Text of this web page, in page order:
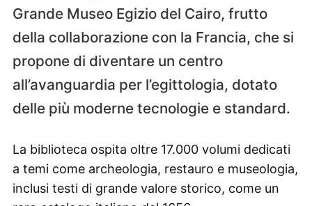
Grande Museo Egizio del Cairo, frutto
della collaborazione con la Francia, che si
propone di diventare un centro
all’avanguardia per l’egittologia, dotato
delle più moderne tecnologie e standard.
La biblioteca ospita oltre 17.000 volumi dedicati
a temi come archeologia, restauro e museologia,
inclusi testi di grande valore storico, come un